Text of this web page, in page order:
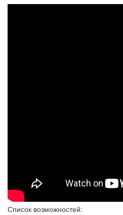
Список возможностей: